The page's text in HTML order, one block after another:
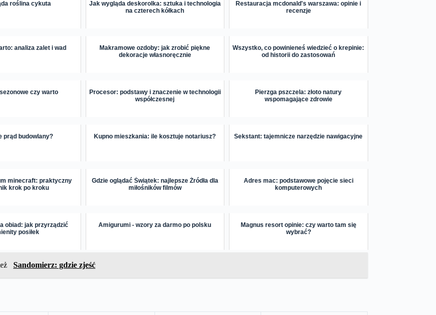
roślina cykuta
Jak wygląda deskorolka: sztuka i technologia
na czterech kółkach
Restauracja mcdonald's warszawa: opinie i
recenzje
analiza zalet i wad
Makramowe ozdoby: jak zrobić piękne
dekoracje własnoręcznie
Wszystko, co powinieneś wiedzieć o krepinie:
od historii do zastosowań
czy warto
Procesor: podstawy i znaczenie w technologii
współczesnej
Pierzga pszczela: złoto natury
wspomagające zdrowie
prąd budowlany? Kupno mieszkania: ile kosztuje notariusz? Sekstant: tajemnicze narzędzie nawigacyjne
minecraft: praktyczny
krok po kroku
Gdzie oglądać Świątek: najlepsze Źródła dla
miłośników filmów
Adres mac: podstawowe pojęcie sieci
komputerowych
obiad: jak przyrządzić
posiłek
Amigurumi - wzory za darmo po polsku
Magnus resort opinie: czy warto tam się
wybrać?
Sandomierz: gdzie zjeść